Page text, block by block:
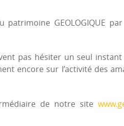
GEOLOGIQUE
pas hésiter un seul
encore sur l’activité des
de notre site